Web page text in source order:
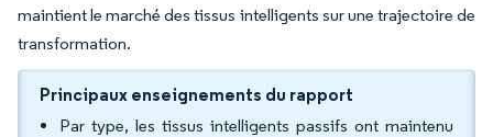
maintient le marché des tissus intelligents sur une trajectoire de
transformation.
Principaux enseignements du rapport
Par type, les tissus intelligents passifs ont maintenu